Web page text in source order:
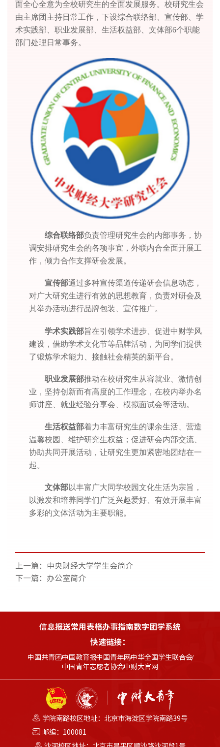
面全心全意为全校研究生的全面发展服务。校研究生会
由主席团主持日常工作，下设综合联络部、宣传部、学
术实践部、职业发展部、生活权益部、文体部6个职能
部门处理日常事务。
综合联络部负责管理研究生会的内部事务，协
调安排研究生会的各项事宜，外联内合全面开展工
作，倾力合作支撑研会发展。
宣传部通过多种宣传渠道传递研会信息动态，
对广大研究生进行有效的思想教育，负责对研会及
其举办活动进行品牌包装、宣传推广。
学术实践部旨在引领学术进步、促进中财学风
建设，借助学术文化节等品牌活动，为同学们提供
了锻炼学术能力、接触社会精英的新平台。
职业发展部推动在校研究生从容就业、激情创
业，坚持创新而有高度的工作理念，在校内举办名
师讲座、就业经验分享会、模拟面试会等活动。
生活权益部着力丰富研究生的课余生活、营造
温馨校园、维护研究生权益；促进研会内部交流、
协助共同开展活动，让研究生更加紧密地团结在一
起。
文体部以丰富广大同学校园文化生活为宗旨，
以激发和培养同学们广泛兴趣爱好、有效开展丰富
多彩的文体活动为主要职能。
上一篇： 中央财经大学学生会简介
下一篇： 办公室简介
快速链接：
中国共青团中国教育报中国青年网中华全国学生联合会
中国青年志愿者协会中财大官网
信息报送常用表格办事指南数字团学系统
学院南路校区地址：北京市海淀区学院南路39号
邮编：100081